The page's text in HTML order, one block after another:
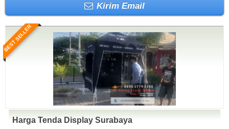
Kirim Email
BEST SELLER
Harga Tenda Display Surabaya